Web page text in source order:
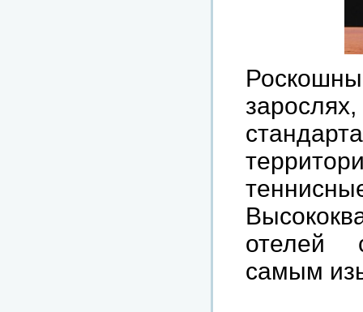
зарослях
отелей
самым